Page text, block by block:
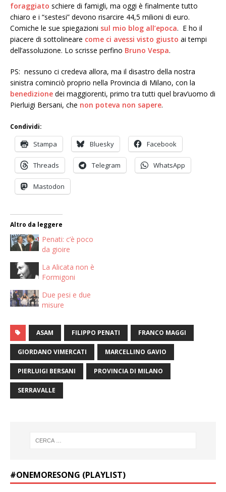
foraggiato schiere di famigli, ma oggi è finalmente tutto
chiaro e i “sestesi” devono risarcire 44,5 milioni di euro.
Comiche le sue spiegazioni sul mio blog all’epoca. E ho il
piacere di sottolineare come ci avessi visto giusto ai tempi
dell’assoluzione. Lo scrisse perfino Bruno Vespa.
PS: nessuno ci credeva allora, ma il disastro della nostra
sinistra cominciò proprio nella Provincia di Milano, con la
benedizione dei maggiorenti, primo tra tutti quel brav’uomo di
Pierluigi Bersani, che non poteva non sapere.
Condividi:
Stampa Bluesky Facebook
Threads Telegram WhatsApp
Mastodon
Altro da leggere
Penati: c’è poco
da gioire
La Alicata non è
Formigoni
Due pesi e due
misure
ASAM FILIPPO PENATI FRANCO MAGGI
GIORDANO VIMERCATI MARCELLINO GAVIO
PIERLUIGI BERSANI PROVINCIA DI MILANO
SERRAVALLE
#ONEMORESONG (PLAYLIST)